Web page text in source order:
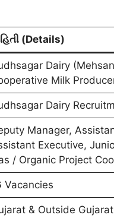
(Details)
Dairy
Milk
Dairy
Manager,
Executive,
/ Organic Project
Vacancies
& Outside